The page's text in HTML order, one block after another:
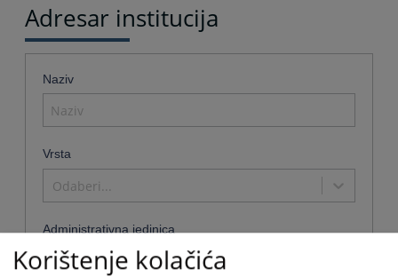
Adresar institucija
Naziv
Vrsta
Odaberi...
Administrativna jedinica
Odaberi...
Korištenje kolačića